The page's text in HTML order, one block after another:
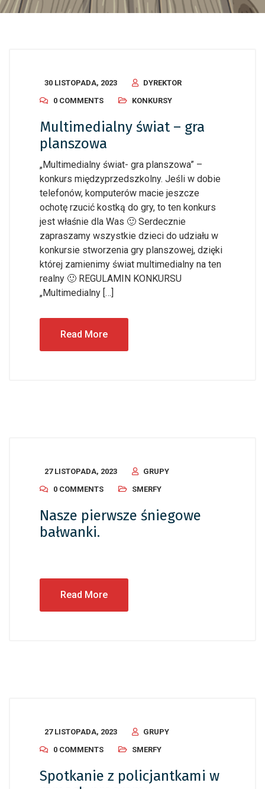
30 LISTOPADA, 2023
DYREKTOR
0 COMMENTS
KONKURSY
Multimedialny świat – gra
planszowa
„Multimedialny świat- gra planszowa” –
konkurs międzyprzedszkolny. Jeśli w dobie
telefonów, komputerów macie jeszcze
ochotę rzucić kostką do gry, to ten konkurs
jest właśnie dla Was 🙂 Serdecznie
zapraszamy wszystkie dzieci do udziału w
konkursie stworzenia gry planszowej, dzięki
której zamienimy świat multimedialny na ten
realny 🙂 REGULAMIN KONKURSU
„Multimedialny […]
Read More
27 LISTOPADA, 2023
GRUPY
0 COMMENTS
SMERFY
Nasze pierwsze śniegowe
bałwanki.
Read More
27 LISTOPADA, 2023
GRUPY
0 COMMENTS
SMERFY
Spotkanie z policjantkami w